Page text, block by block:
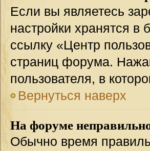
Если вы являетесь
настройки хранятся
ссылку «Центр
страниц форума.
пользователя, в
Вернуться наверх
На форуме
Обычно время